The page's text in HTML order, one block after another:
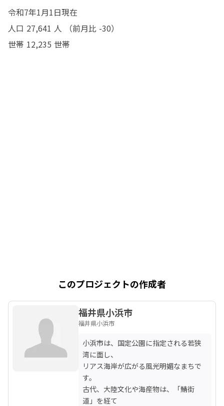
令和7年1月1日現在
人口 27,641 人 （前月比 -30）
世帯 12,235 世帯
このプロジェクトの作成者
福井県小浜市
福井県小浜市
小浜市は、国定公園に指定される若狭
湾に面し、
リアス海岸が広がる風光明媚なまちで
す。
古代、大陸文化や海産物は、「鯖街
道」を経て